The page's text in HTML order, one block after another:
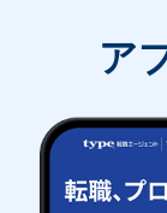
ア